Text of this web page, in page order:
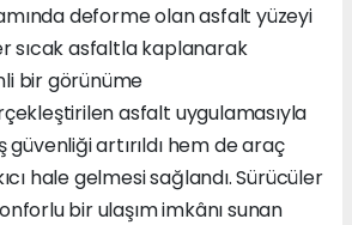
deforme olan asfalt yüzeyi
sıcak asfaltla kaplanarak
bir görünüme
asfalt uygulamasıyla
artırıldı hem de araç
hale gelmesi sağlandı. Sürücüler
bir ulaşım imkânı sunan